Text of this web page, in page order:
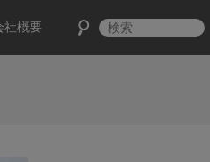
社概要